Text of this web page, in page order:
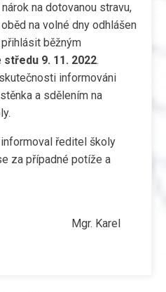
na dotovanou stravu,
na volné dny odhlášen
běžným
středu 9. 11. 2022.
informováni
a sdělením na
ředitel školy
za případné potíže a
Karel